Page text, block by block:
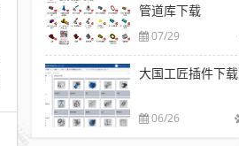
管道库下载
07/29
大国工匠插件下载
06/26